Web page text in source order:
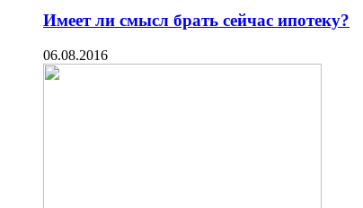
Имеет ли смысл брать сейчас ипотеку?
06.08.2016